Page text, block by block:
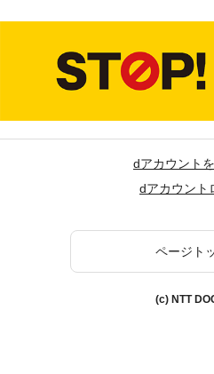
dアカウント
dアカウント
ページト
(c) NTT